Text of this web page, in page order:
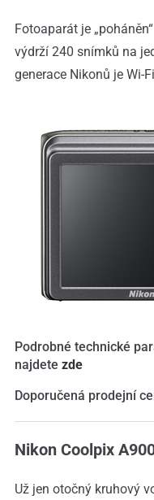
Fotoaparát je
výdrží 240 snímků na
generace Nikonů je Wi-
Podrobné technické
najdete zde
Doporučená prodejní
Nikon Coolpix
Už jen otočný kruhový